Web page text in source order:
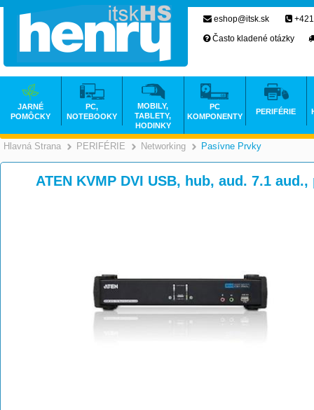
Hlavná Strana >
PERIFÉRIE >
Networking >
Pasívne Prvky
ATEN KVMP DVI USB, hub, aud. 7.1
eshop@itsk.sk
Často kladené otázky
JARNÉ
POMÔCKY
PC,
NOTEBOOKY
MOBILY,
TABLETY,
HODINKY
PC
KOMPONENTY
PERIFÉRIE